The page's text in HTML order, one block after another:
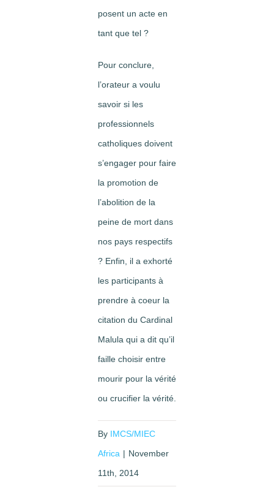
posent un acte en
tant que tel ?
Pour conclure,
l’orateur a voulu
savoir si les
professionnels
catholiques doivent
s’engager pour faire
la promotion de
l’abolition de la
peine de mort dans
nos pays respectifs
? Enfin, il a exhorté
les participants à
prendre à coeur la
citation du Cardinal
Malula qui a dit qu’il
faille choisir entre
mourir pour la vérité
ou crucifier la vérité.
By IMCS/MIEC
Africa | November
11th, 2014